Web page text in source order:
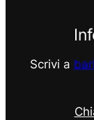
Scrivi a